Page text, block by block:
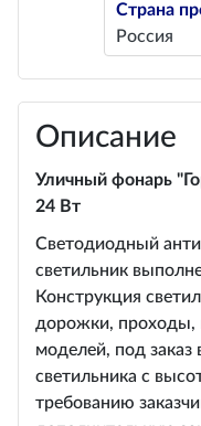
Страна
Россия
Описание
Уличный фонарь
24 Вт
Светодиодный
светильник
Конструкция
дорожки, проходы,
моделей, под заказ
светильника с
требованию